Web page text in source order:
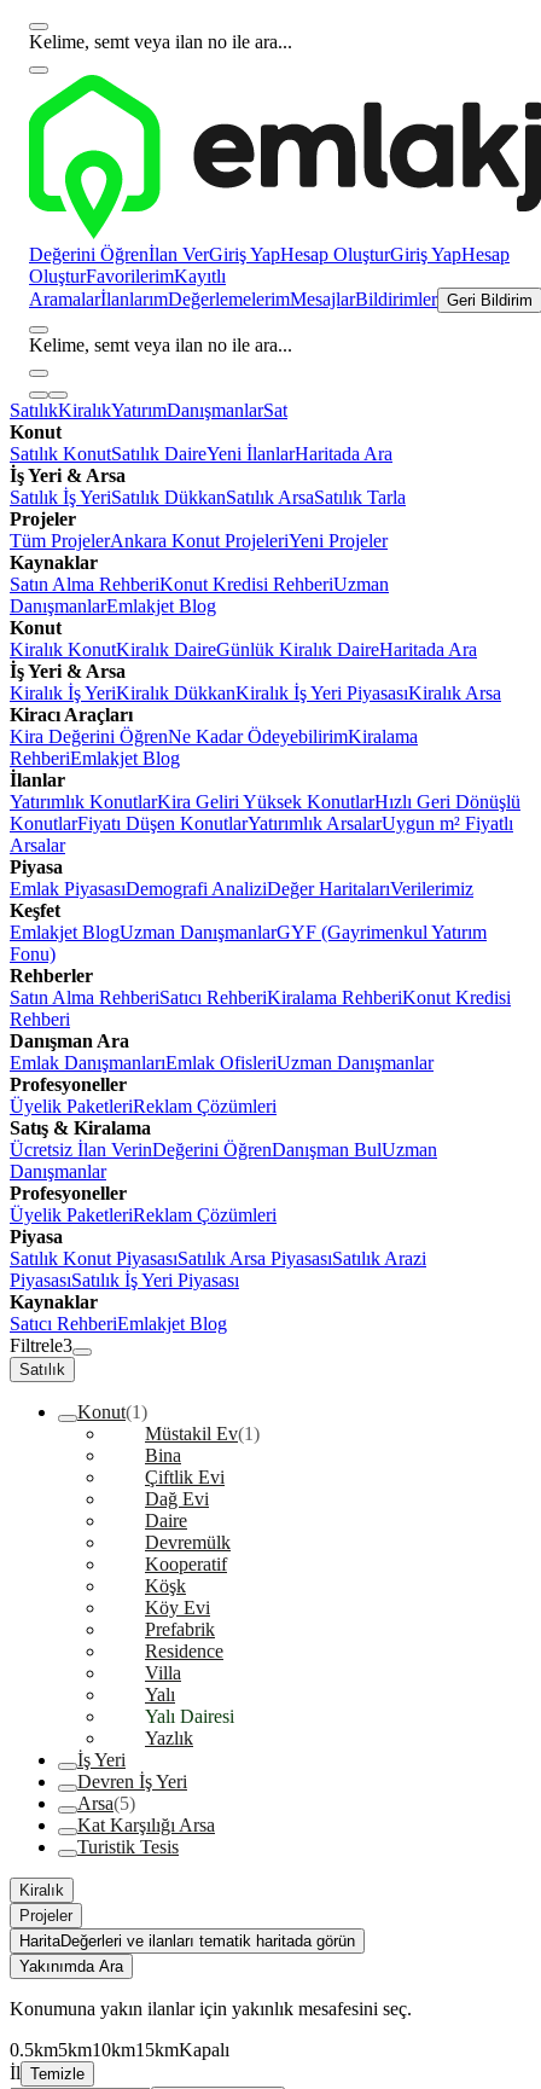
Kelime, semt veya ilan no ile ara...
Değerini Öğrenİlan VerGiriş YapHesap OluşturGiriş YapHesap
OluşturFavorilerimKayıtlı
AramalarİlanlarımDeğerlemelerimMesajlarBildirimler Geri Bildirim
Kelime, semt veya ilan no ile ara...
SatılıkKiralıkYatırımDanışmanlarSat
Konut
Satılık KonutSatılık DaireYeni İlanlarHaritada Ara
İş Yeri & Arsa
Satılık İş YeriSatılık DükkanSatılık ArsaSatılık Tarla
Projeler
Tüm ProjelerAnkara Konut ProjeleriYeni Projeler
Kaynaklar
Satın Alma RehberiKonut Kredisi RehberiUzman
DanışmanlarEmlakjet Blog
Konut
Kiralık KonutKiralık DaireGünlük Kiralık DaireHaritada Ara
İş Yeri & Arsa
Kiralık İş YeriKiralık DükkanKiralık İş Yeri PiyasasıKiralık Arsa
Kiracı Araçları
Kira Değerini ÖğrenNe Kadar ÖdeyebilirimKiralama
RehberiEmlakjet Blog
İlanlar
Yatırımlık KonutlarKira Geliri Yüksek KonutlarHızlı Geri Dönüşlü
KonutlarFiyatı Düşen KonutlarYatırımlık ArsalarUygun m² Fiyatlı
Arsalar
Piyasa
Emlak PiyasasıDemografi AnaliziDeğer HaritalarıVerilerimiz
Keşfet
Emlakjet BlogUzman DanışmanlarGYF (Gayrimenkul Yatırım
Fonu)
Rehberler
Satın Alma RehberiSatıcı RehberiKiralama RehberiKonut Kredisi
Rehberi
Danışman Ara
Emlak DanışmanlarıEmlak OfisleriUzman Danışmanlar
Profesyoneller
Üyelik PaketleriReklam Çözümleri
Satış & Kiralama
Ücretsiz İlan VerinDeğerini ÖğrenDanışman BulUzman
Danışmanlar
Profesyoneller
Üyelik PaketleriReklam Çözümleri
Piyasa
Satılık Konut PiyasasıSatılık Arsa PiyasasıSatılık Arazi
PiyasasıSatılık İş Yeri Piyasası
Kaynaklar
Satıcı RehberiEmlakjet Blog
Filtrele3
Satılık
Konut(1)
Müstakil Ev(1)
Bina
Çiftlik Evi
Dağ Evi
Daire
Devremülk
Kooperatif
Köşk
Köy Evi
Prefabrik
Residence
Villa
Yalı
Yalı Dairesi
Yazlık
İş Yeri
Devren İş Yeri
Arsa(5)
Kat Karşılığı Arsa
Turistik Tesis
Kiralık
Projeler
HaritaDeğerleri ve ilanları tematik haritada görün
Yakınımda Ara
Konumuna yakın ilanlar için yakınlık mesafesini seç.
0.5km5km10km15kmKapalı
İl Temizle